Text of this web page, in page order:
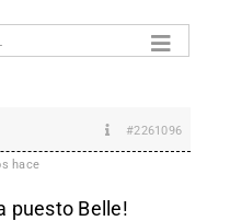
#2261096
hace
puesto Belle!